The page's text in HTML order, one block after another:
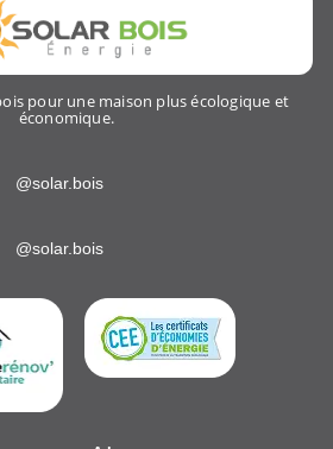
pour une maison plus écologique et
économique.
@solar.bois
@solar.bois